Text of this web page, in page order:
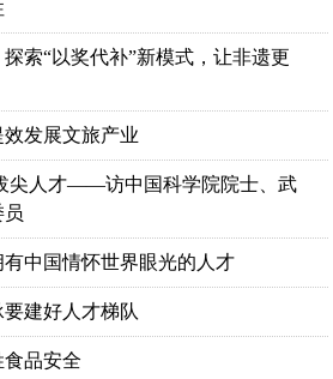
索“以奖代补”新模式，让非遗更
发展文旅产业
尖人才——访中国科学院院士、武
员
中国情怀世界眼光的人才
建好人才梯队
品安全